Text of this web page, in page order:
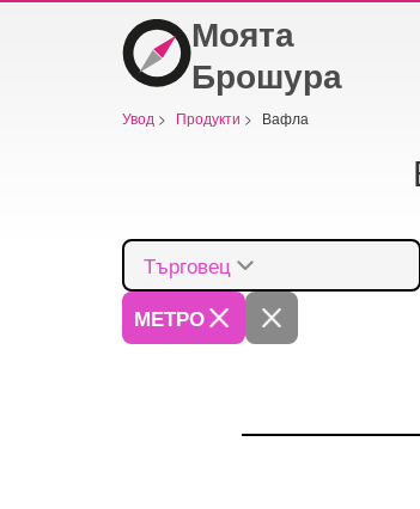
Моята
Брошура
Увод > Продукти > Вафла
Търговец
МЕТРО